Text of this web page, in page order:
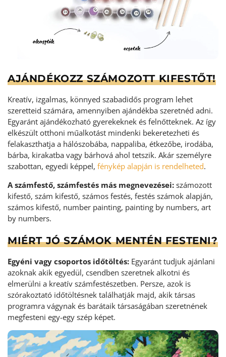
AJÁNDÉKOZZ SZÁMOZOTT KIFESTŐT!
Kreatív, izgalmas, könnyed szabadidős program lehet
szeretteid számára, amennyiben ajándékba szeretnéd adni.
Egyaránt ajándékozható gyerekeknek és felnőtteknek. Az így
elkészült otthoni műalkotást mindenki bekeretezheti és
felakaszthatja a hálószobába, nappaliba, étkezőbe, irodába,
bárba, kirakatba vagy bárhová ahol tetszik. Akár személyre
szabottan, egyedi képpel, fénykép alapján is rendelheted.
A számfestő, számfestés más megnevezései: számozott
kifestő, szám kifestő, számos festés, festés számok alapján,
számos kifestő, number painting, painting by numbers, art
by numbers.
MIÉRT JÓ SZÁMOK MENTÉN FESTENI?
Egyéni vagy csoportos időtöltés: Egyaránt tudjuk ajánlani
azoknak akik egyedül, csendben szeretnek alkotni és
elmerülni a kreatív számfestészetben. Persze, azok is
szórakoztató időtöltésnek találhatják majd, akik társas
programra vágynak és barátaik társaságában szeretnének
megfesteni egy-egy szép képet.